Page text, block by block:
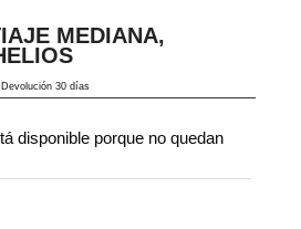
MEDIANA,
Devolución 30 días
disponible porque no quedan